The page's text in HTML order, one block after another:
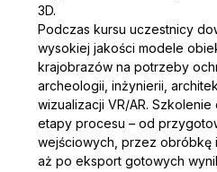
3D.
Podczas kursu uczestnicy
wysokiej jakości modele
krajobrazów na potrzeby
archeologii, inżynierii,
wizualizacji VR/AR.
etapy procesu – od
wejściowych, przez obróbkę
aż po eksport gotowych